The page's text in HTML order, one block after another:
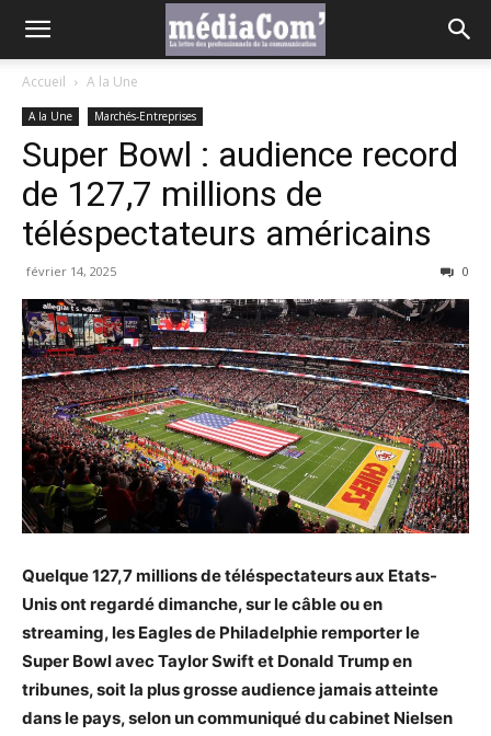
Accueil A la Une
A la Une Marchés-Entreprises
Super Bowl : audience record
de 127,7 millions de
téléspectateurs américains
février 14, 2025 0
Quelque 127,7 millions de téléspectateurs aux Etats-
Unis ont regardé dimanche, sur le câble ou en
streaming, les Eagles de Philadelphie remporter le
Super Bowl avec Taylor Swift et Donald Trump en
tribunes, soit la plus grosse audience jamais atteinte
dans le pays, selon un communiqué du cabinet Nielsen